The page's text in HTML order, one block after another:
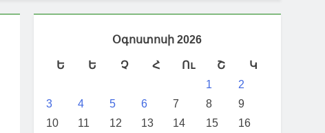
Օգոստոսի 2026
Ե Ե Չ Հ Ու Շ
Կ
1
2
3
4 5 6 7 8
9
10
11 12 13 14 15
16